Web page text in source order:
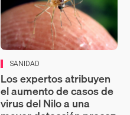
SANIDAD
Los expertos atribuyen
el aumento de casos de
virus del Nilo a una